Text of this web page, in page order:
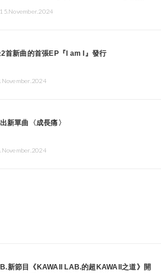
15.November.2024
首新曲的首張EP『I am I』發行
新單曲〈成長痛〉
新節目《KAWAII LAB.的超KAWAII之道》開